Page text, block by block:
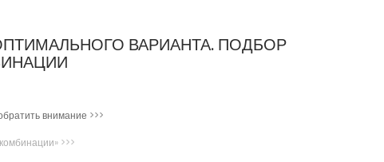
ВАРИАНТА. ПОДБОР
внимание >>>
>>>